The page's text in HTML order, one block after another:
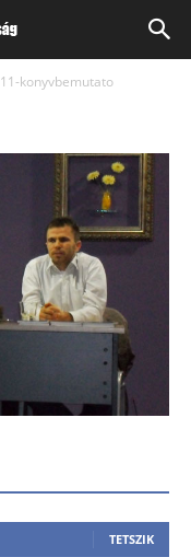
11-konyvbemutato
TETSZIK